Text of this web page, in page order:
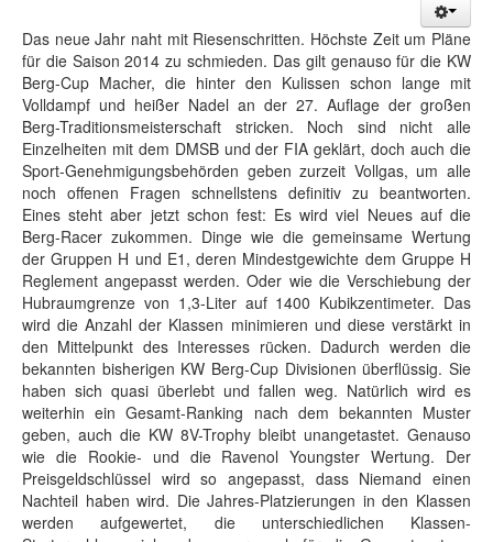
Das neue Jahr naht mit Riesenschritten. Höchste Zeit um Pläne
für die Saison 2014 zu schmieden. Das gilt genauso für die KW
Berg-Cup Macher, die hinter den Kulissen schon lange mit
Volldampf und heißer Nadel an der 27. Auflage der großen
Berg-Traditionsmeisterschaft stricken. Noch sind nicht alle
Einzelheiten mit dem DMSB und der FIA geklärt, doch auch die
Sport-Genehmigungsbehörden geben zurzeit Vollgas, um alle
noch offenen Fragen schnellstens definitiv zu beantworten.
Eines steht aber jetzt schon fest: Es wird viel Neues auf die
Berg-Racer zukommen. Dinge wie die gemeinsame Wertung
der Gruppen H und E1, deren Mindestgewichte dem Gruppe H
Reglement angepasst werden. Oder wie die Verschiebung der
Hubraumgrenze von 1,3-Liter auf 1400 Kubikzentimeter. Das
wird die Anzahl der Klassen minimieren und diese verstärkt in
den Mittelpunkt des Interesses rücken. Dadurch werden die
bekannten bisherigen KW Berg-Cup Divisionen überflüssig. Sie
haben sich quasi überlebt und fallen weg. Natürlich wird es
weiterhin ein Gesamt-Ranking nach dem bekannten Muster
geben, auch die KW 8V-Trophy bleibt unangetastet. Genauso
wie die Rookie- und die Ravenol Youngster Wertung. Der
Preisgeldschlüssel wird so angepasst, dass Niemand einen
Nachteil haben wird. Die Jahres-Platzierungen in den Klassen
werden aufgewertet, die unterschiedlichen Klassen-